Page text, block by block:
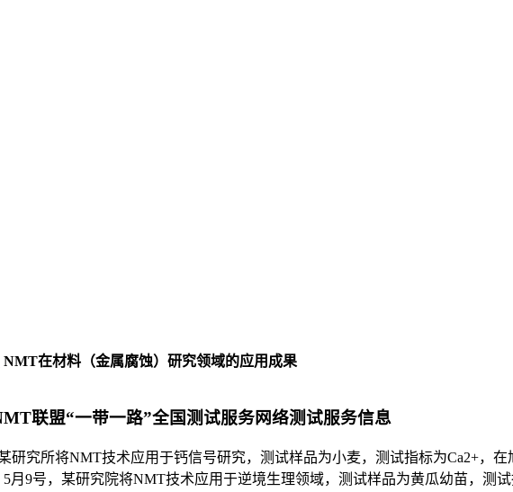
NMT在材料（金属腐蚀）研究领域的应用成果
联盟“一带一路”全国测试服务网络测试服务信息
研究所将NMT技术应用于钙信号研究，测试样品为小麦，测试指标为Ca2+，在
5月9号，某研究院将NMT技术应用于逆境生理领域，测试样品为黄瓜幼苗，测